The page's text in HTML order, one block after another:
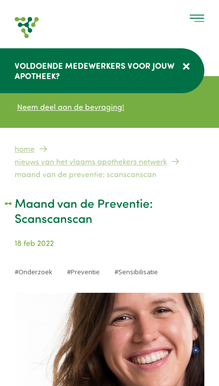
VOLDOENDE MEDEWERKERS VOOR JOUW
APOTHEEK?
Neem deel aan de bevraging!
Kruimelpad
home
nieuws van het vlaams apothekers netwerk
maand van de preventie: scanscanscan
Maand van de Preventie:
Scanscanscan
18 feb 2022
Onderzoek Preventie Sensibilisatie